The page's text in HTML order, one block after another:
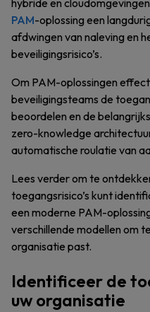
hybride en
PAM-oplossing een
afdwingen van naleving en
beveiligingsrisico’s.
Om PAM-oplossingen
beveiligingsteams de
beoordelen en de
zero-knowledge
automatische roulatie van
Lees verder om te
toegangsrisico’s kunt
een moderne PAM-
verschillende modellen om
organisatie past.
Identificeer de
uw organisatie